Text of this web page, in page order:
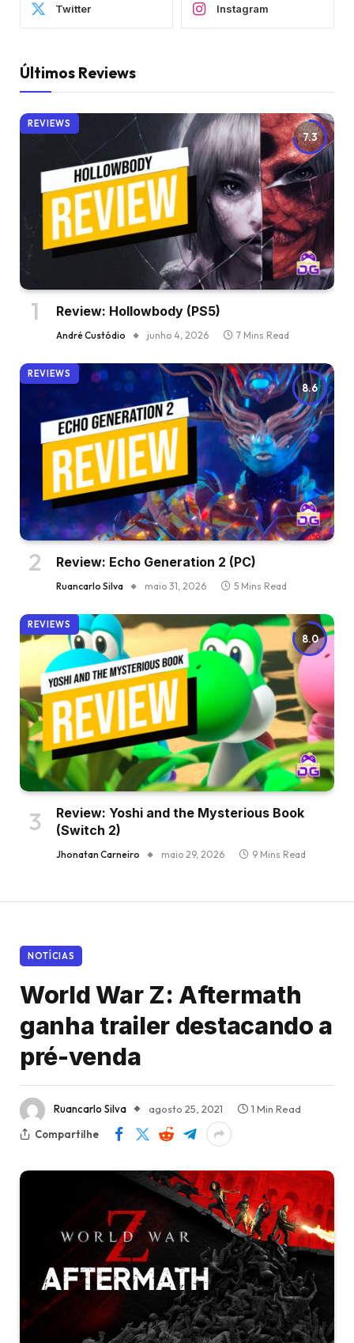
Twitter Instagram
Últimos Reviews
7.3
REVIEWS
Review: Hollowbody (PS5)
André Custódio junho 4, 2026 7 Mins Read
8.6
REVIEWS
Review: Echo Generation 2 (PC)
Ruancarlo Silva maio 31, 2026 5 Mins Read
8.0
REVIEWS
Review: Yoshi and the Mysterious Book
(Switch 2)
Jhonatan Carneiro maio 29, 2026 9 Mins Read
NOTÍCIAS
World War Z: Aftermath
ganha trailer destacando a
pré-venda
Ruancarlo Silva agosto 25, 2021
1 Min Read
Compartilhe